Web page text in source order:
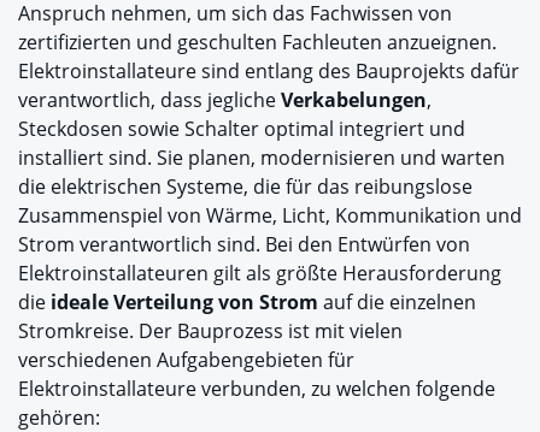
Anspruch nehmen, um sich das Fachwissen von
zertifizierten und geschulten Fachleuten anzueignen.
Elektroinstallateure sind entlang des Bauprojekts dafür
verantwortlich, dass jeglicheVerkabelungen,
Steckdosen sowie Schalter optimal integriert und
installiert sind. Sie planen, modernisieren und warten
die elektrischen Systeme, die für das reibungslose
Zusammenspiel von Wärme, Licht, Kommunikation und
Strom verantwortlich sind. Bei den Entwürfen von
Elektroinstallateuren gilt als größte Herausforderung
die ideale Verteilung von Strom auf die einzelnen
Stromkreise. Der Bauprozess ist mit vielen
verschiedenen Aufgabengebieten für
Elektroinstallateure verbunden, zu welchen folgende
gehören: